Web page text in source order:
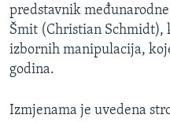
predstavnik
Šmit (Christian Schmidt),
izbornih manipulacija,
godina.
Izmjenama je uvedena